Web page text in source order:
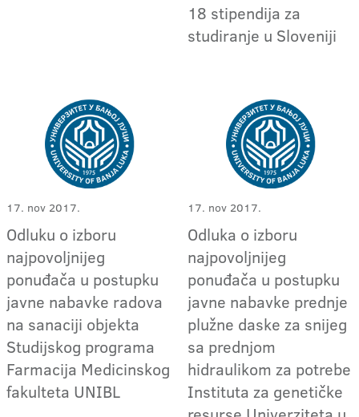
18 stipendija za
studiranje u Sloveniji
17. nov 2017.
Odluku o izboru
najpovoljnijeg
ponuđača u postupku
javne nabavke radova
na sanaciji objekta
Studijskog programa
Farmacija Medicinskog
fakulteta UNIBL
17. nov 2017.
Odluka o izboru
najpovoljnijeg
ponuđača u postupku
javne nabavke prednje
plužne daske za snijeg
sa prednjom
hidraulikom za potrebe
Instituta za genetičke